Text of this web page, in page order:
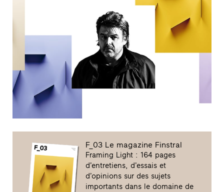
F_03 Le magazine Finstral
Framing Light : 164 pages
d’entretiens, d’essais et
d’opinions sur des sujets
importants dans le domaine de